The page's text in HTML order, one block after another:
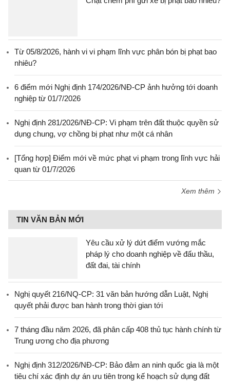
Từ 05/8/2026, hành vi vi phạm lĩnh vực phân bón bị phạt bao
nhiêu?
6 điểm mới Nghị định 174/2026/NĐ-CP ảnh hưởng tới doanh
nghiệp từ 01/7/2026
Nghị định 281/2026/NĐ-CP: Vi phạm trên đất thuộc quyền sử
dụng chung, vợ chồng bị phạt như một cá nhân
[Tổng hợp] Điểm mới về mức phạt vi phạm trong lĩnh vực hải
quan từ 01/7/2026
Xem thêm
TIN VĂN BẢN MỚI
Yêu cầu xử lý dứt điểm vướng mắc
pháp lý cho doanh nghiệp về đấu thầu,
đất đai, tài chính
Nghị quyết 216/NQ-CP: 31 văn bản hướng dẫn Luật, Nghị
quyết phải được ban hành trong thời gian tới
7 tháng đầu năm 2026, đã phân cấp 408 thủ tục hành chính từ
Trung ương cho địa phương
Nghị định 312/2026/NĐ-CP: Bảo đảm an ninh quốc gia là một
tiêu chí xác định dự án ưu tiên trong kế hoạch sử dụng đất